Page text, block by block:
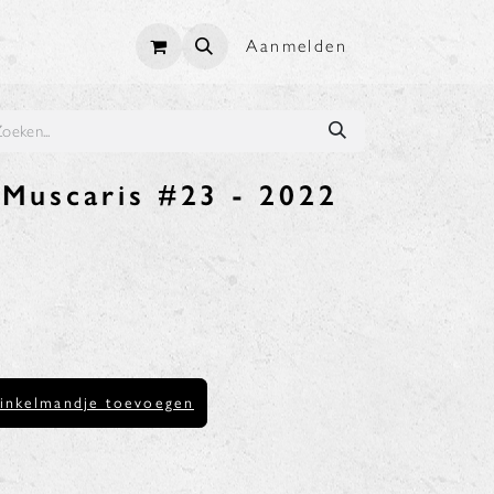
Aanmelden
#23 - 2022
toevoegen